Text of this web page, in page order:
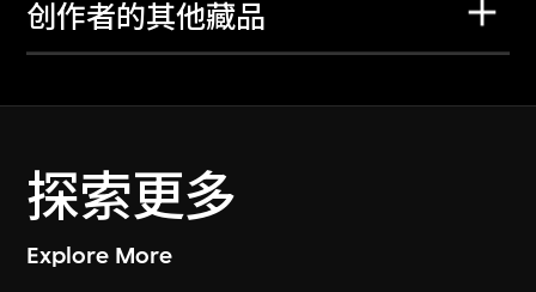
创作者的其他藏品
探索更多
Explore More